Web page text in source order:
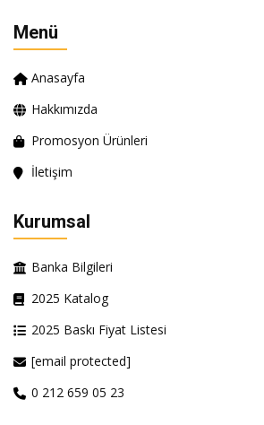
Menü
Anasayfa
Hakkımızda
Promosyon Ürünleri
İletişim
Kurumsal
Banka Bilgileri
2025 Katalog
2025 Baskı Fiyat Listesi
[email protected]
0 212 659 05 23